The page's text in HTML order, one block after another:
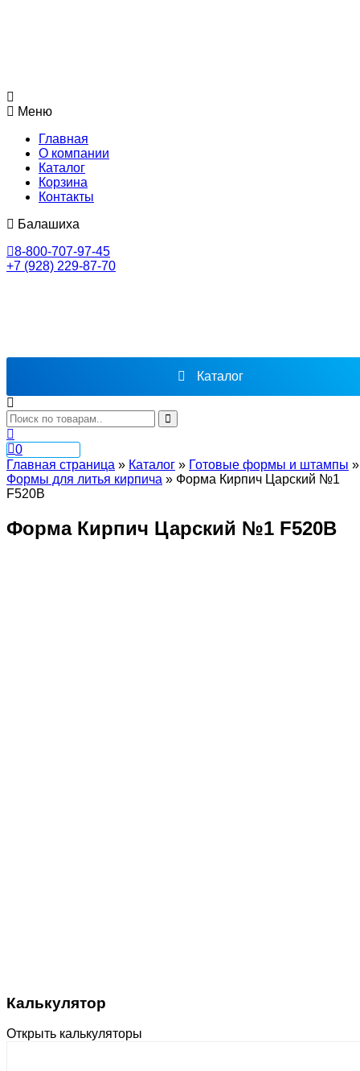
Меню
Главная
О компании
Каталог
Корзина
Контакты
Балашиха
8-800-707-97-45
+7 (928) 229-87-70
Каталог
0
Главная страница » Каталог » Готовые формы и штампы »
Формы для литья кирпича » Форма Кирпич Царский №1
F520B
Форма Кирпич Царский №1 F520B
Калькулятор
Открыть калькуляторы